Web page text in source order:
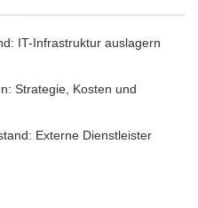
IT-Infrastruktur auslagern
Strategie, Kosten und
Externe Dienstleister